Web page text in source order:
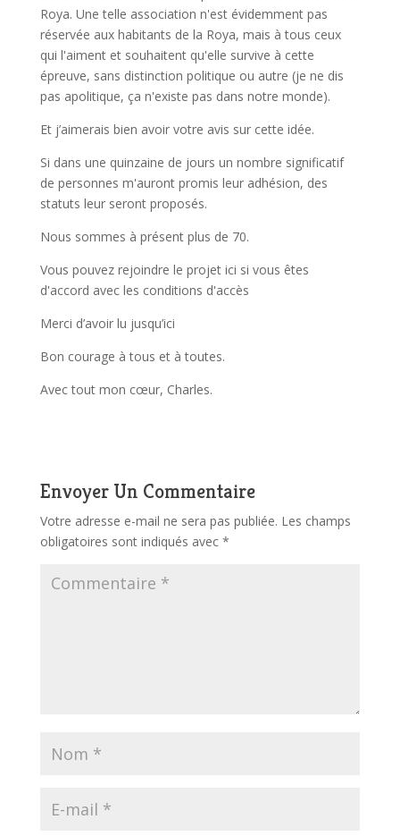
Roya. Une telle association n'est évidemment pas
réservée aux habitants de la Roya, mais à tous ceux
qui l'aiment et souhaitent qu'elle survive à cette
épreuve, sans distinction politique ou autre (je ne dis
pas apolitique, ça n'existe pas dans notre monde).
Et j’aimerais bien avoir votre avis sur cette idée.
Si dans une quinzaine de jours un nombre significatif
de personnes m'auront promis leur adhésion, des
statuts leur seront proposés.
Nous sommes à présent plus de 70.
Vous pouvez rejoindre le projet ici si vous êtes
d'accord avec les conditions d'accès
Merci d’avoir lu jusqu’ici
Bon courage à tous et à toutes.
Avec tout mon cœur, Charles.
Envoyer Un Commentaire
Votre adresse e-mail ne sera pas publiée. Les champs
obligatoires sont indiqués avec *